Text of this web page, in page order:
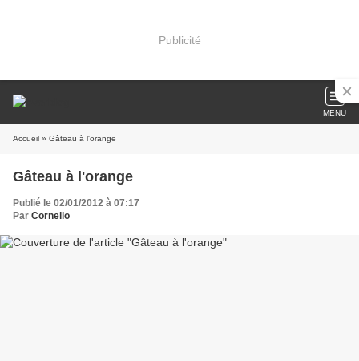
Publicité
MENU
Accueil » Gâteau à l'orange
Gâteau à l'orange
Publié le 02/01/2012 à 07:17
Par Cornello